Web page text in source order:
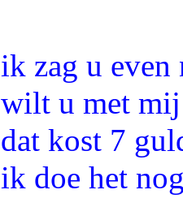
ik zag u
wilt u met mij
dat kost 7
ik doe het